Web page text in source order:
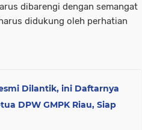
dibarengi dengan semangat
didukung oleh perhatian
Dilantik, ini Daftarnya
DPW GMPK Riau, Siap